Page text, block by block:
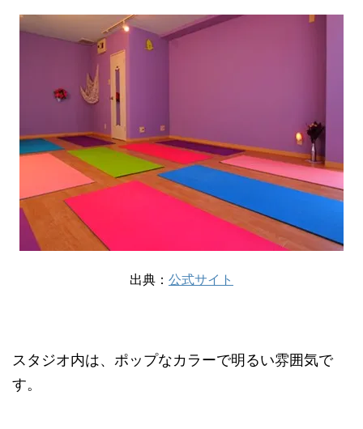
出典： 公式サイト
スタジオ内は、ポップなカラーで明るい雰囲気で
す。